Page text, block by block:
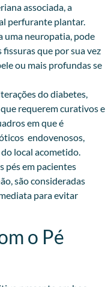
associada, a
perfurante plantar.
uma neuropatia, pode
fissuras que por sua vez
ou mais profundas se
do diabetes,
requerem curativos e
em que é
endovenosos,
local acometido.
pés em pacientes
são consideradas
para evitar
o Pé